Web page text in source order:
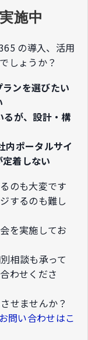
施中
の導入、活用
しょうか？​
ンを選びたい
が、設計・構
ポータルサイ
着しない​
のも大変です
するのも難し
を実施してお
相談も承って
わせくださ
せませんか？
問い合わせはこ